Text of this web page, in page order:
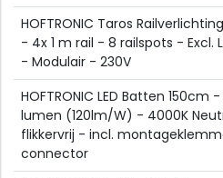
HOFTRONIC Taros
- 4x 1 m rail - 8 railspots - Excl.
- Modulair - 230V
HOFTRONIC LED Batten
lumen (120lm/W) - 4000K
flikkervrij - incl.
connector